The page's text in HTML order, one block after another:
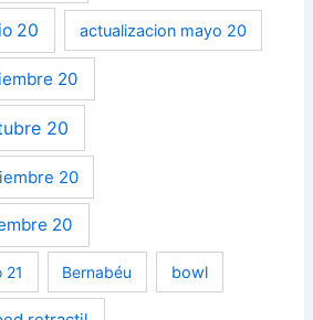
20 actualizacion mayo 20
20
20
20
20
21 Bernabéu bowl